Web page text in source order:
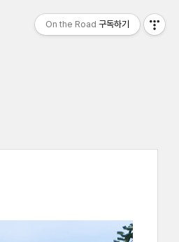
On the Road 구독하기